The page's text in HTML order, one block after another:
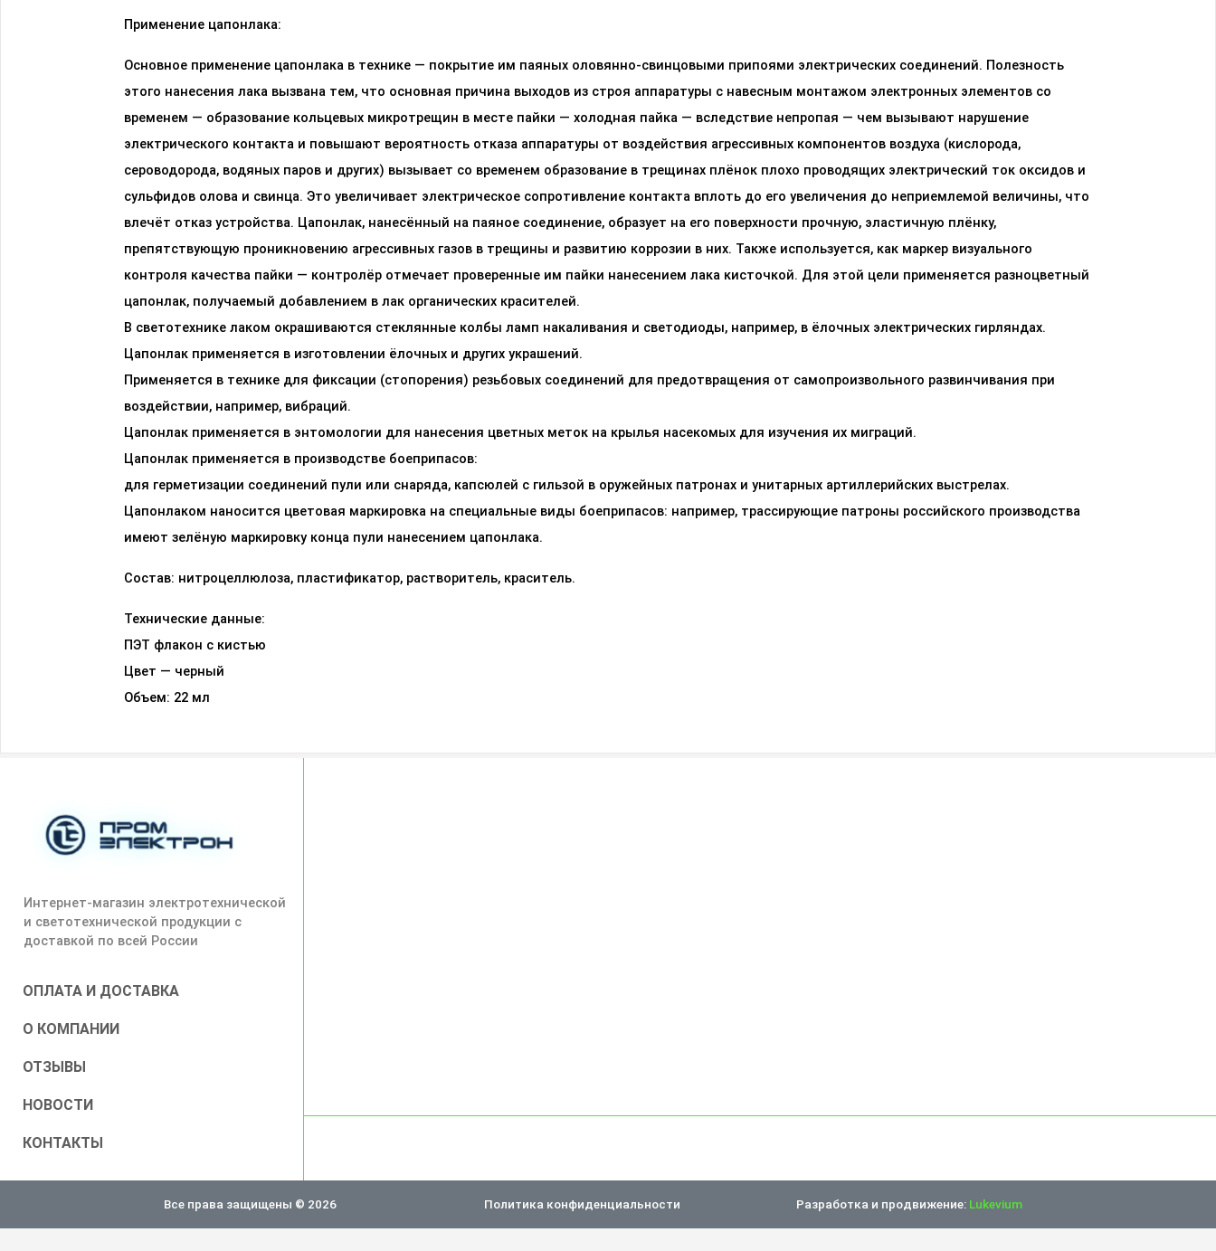
Применение цапонлака:
Основное применение цапонлака в технике — покрытие им паяных оловянно-свинцовыми припоями электрических соединений. Полезность
этого нанесения лака вызвана тем, что основная причина выходов из строя аппаратуры с навесным монтажом электронных элементов со
временем — образование кольцевых микротрещин в месте пайки — холодная пайка — вследствие непропая — чем вызывают нарушение
электрического контакта и повышают вероятность отказа аппаратуры от воздействия агрессивных компонентов воздуха (кислорода,
сероводорода, водяных паров и других) вызывает со временем образование в трещинах плёнок плохо проводящих электрический ток оксидов и
сульфидов олова и свинца. Это увеличивает электрическое сопротивление контакта вплоть до его увеличения до неприемлемой величины, что
влечёт отказ устройства. Цапонлак, нанесённый на паяное соединение, образует на его поверхности прочную, эластичную плёнку,
препятствующую проникновению агрессивных газов в трещины и развитию коррозии в них. Также используется, как маркер визуального
контроля качества пайки — контролёр отмечает проверенные им пайки нанесением лака кисточкой. Для этой цели применяется разноцветный
цапонлак, получаемый добавлением в лак органических красителей.
В светотехнике лаком окрашиваются стеклянные колбы ламп накаливания и светодиоды, например, в ёлочных электрических гирляндах.
Цапонлак применяется в изготовлении ёлочных и других украшений.
Применяется в технике для фиксации (стопорения) резьбовых соединений для предотвращения от самопроизвольного развинчивания при
воздействии, например, вибраций.
Цапонлак применяется в энтомологии для нанесения цветных меток на крылья насекомых для изучения их миграций.
Цапонлак применяется в производстве боеприпасов:
для герметизации соединений пули или снаряда, капсюлей с гильзой в оружейных патронах и унитарных артиллерийских выстрелах.
Цапонлаком наносится цветовая маркировка на специальные виды боеприпасов: например, трассирующие патроны российского производства
имеют зелёную маркировку конца пули нанесением цапонлака.
Состав: нитроцеллюлоза, пластификатор, растворитель, краситель.
Технические данные:
ПЭТ флакон с кистью
Цвет — черный
Объем: 22 мл
Интернет-магазин электротехнической
и светотехнической продукции с
доставкой по всей России
ОПЛАТА И ДОСТАВКА
О КОМПАНИИ
ОТЗЫВЫ
НОВОСТИ
КОНТАКТЫ
Все права защищены © 2026 Политика конфиденциальности Разработка и продвижение: Lukevium